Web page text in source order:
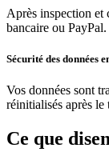
Après inspection et
bancaire ou PayPal.
Sécurité des données
Vos données sont
réinitialisés après le
Ce que